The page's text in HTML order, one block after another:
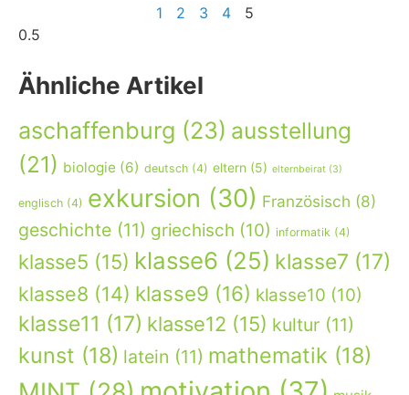
1 2 3 4 5
Ähnliche Artikel
aschaffenburg (23) ausstellung
(21) biologie (6) deutsch (4) eltern (5) elternbeirat (3)
englisch (4) exkursion (30) Französisch (8)
geschichte (11) griechisch (10) informatik (4)
klasse5 (15) klasse6 (25) klasse7 (17)
klasse8 (14) klasse9 (16) klasse10 (10)
klasse11 (17) klasse12 (15) kultur (11)
kunst (18) latein (11) mathematik (18)